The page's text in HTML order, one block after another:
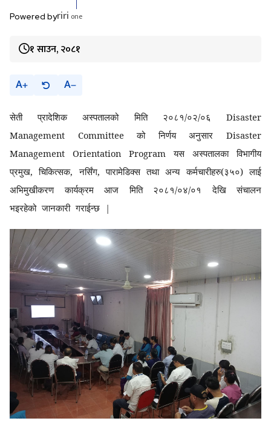
Powered byriri one
१ साउन, २०८१
A A
सेती प्रादेशिक अस्पतालको मिति २०८१/०२/०६ Disaster
Management Committee को निर्णय अनुसार Disaster
Management Orientation Program यस अस्पतालका विभागीय
प्रमुख, चिकित्सक, नर्सिंग, पारामेडिक्स तथा अन्य कर्मचारीहरु(३५०) लाई
अभिमुखीकरण कार्यक्रम आज मिति २०८१/०४/०१ देखि संचालन
भइरहेको जानकारी गराईन्छ |